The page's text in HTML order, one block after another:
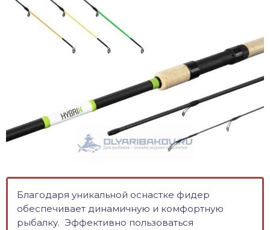
Благодаря уникальной оснастке фидер
обеспечивает динамичную и комфортную
рыбалку. Эффективно пользоваться